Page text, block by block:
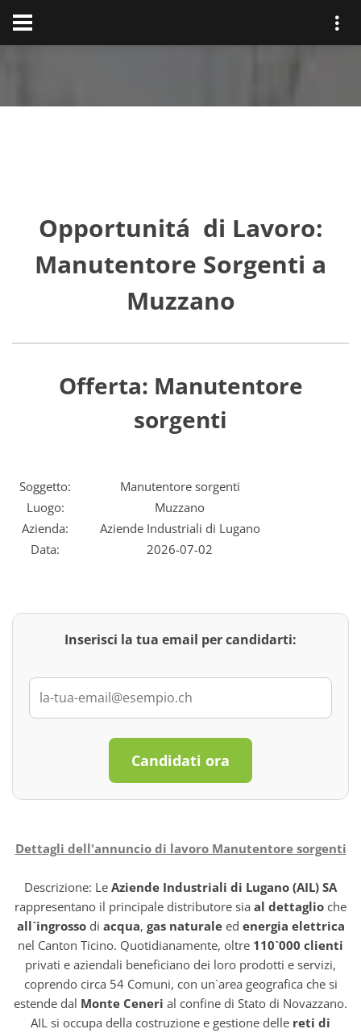
Opportunitá di Lavoro:
Manutentore Sorgenti a
Muzzano
Offerta: Manutentore
sorgenti
Soggetto:
Manutentore sorgenti
Luogo:
Muzzano
Azienda:
Aziende Industriali di Lugano
Data:
2026-07-02
Inserisci la tua email per candidarti:
Candidati ora
Dettagli dell'annuncio di lavoro Manutentore sorgenti
Descrizione: Le Aziende Industriali di Lugano (AIL) SA
rappresentano il principale distributore sia al dettaglio che
all`ingrossodi acqua, gas naturaleed energia elettrica
nel Canton Ticino. Quotidianamente, oltre 110`000 clienti
privati e aziendali beneficiano dei loro prodotti e servizi,
coprendo circa 54 Comuni, con un`area geografica che si
estende dal Monte Ceneri al confine di Stato di Novazzano.
AIL si occupa della costruzione e gestione delle reti di